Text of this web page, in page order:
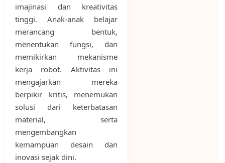
imajinasi dan kreativitas
tinggi. Anak-anak belajar
merancang bentuk,
menentukan fungsi, dan
memikirkan mekanisme
kerja robot. Aktivitas ini
mengajarkan mereka
berpikir kritis, menemukan
solusi dari keterbatasan
material, serta
mengembangkan
kemampuan desain dan
inovasi sejak dini.